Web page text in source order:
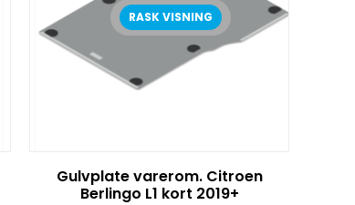
RASK VISNING
Gulvplate varerom. Citroen
Berlingo L1 kort 2019+